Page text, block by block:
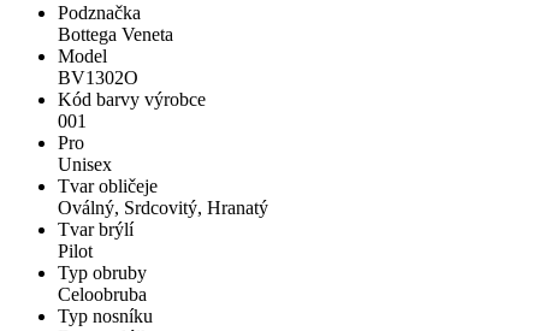
Podznačka
Bottega Veneta
Model
BV1302O
Kód barvy výrobce
001
Pro
Unisex
Tvar obličeje
Oválný, Srdcovitý, Hranatý
Tvar brýlí
Pilot
Typ obruby
Celoobruba
Typ nosníku